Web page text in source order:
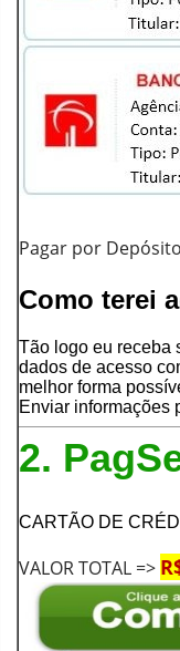
Pagar por
Como terei
Tão logo eu receba
dados de acesso
melhor forma
Enviar informações
2.
CARTÃO DE
VALOR TOTAL=>